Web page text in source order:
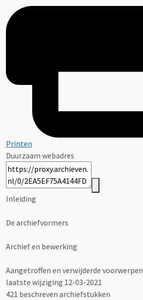
Printen
Duurzaam webadres
Inleiding
De archiefvormers
Archief en bewerking
Aangetroffen en verwijderde voorwerpen
laatste wijziging 12-03-2021
421 beschreven archiefstukken